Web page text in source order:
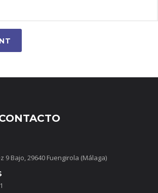
9 Bajo, 29640 Fuengirola (Málaga)